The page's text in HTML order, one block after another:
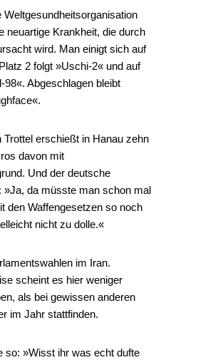
Weltgesundheitsorganisation
neuartige Krankheit, die durch
wird. Man einigt sich auf
2 folgt »Uschi-2« und auf
98«. Abgeschlagen bleibt
Trottel erschießt in Hanau zehn
davon mit
Und der deutsche
»Ja, da müsste man schon mal
den Waffengesetzen so noch
nicht zu dolle.«
im Iran.
scheint es hier weniger
als bei gewissen anderen
im Jahr stattfinden.
so: »Wisst ihr was echt dufte